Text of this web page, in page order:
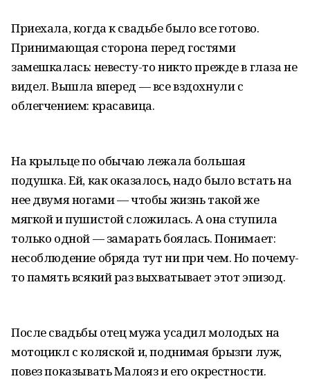
Приехала, когда к свадьбе было все готово.
Принимающая сторона перед гостями
замешкалась: невесту-то никто прежде в глаза не
видел. Вышла вперед — все вздохнули с
облегчением: красавица.
На крыльце по обычаю лежала большая
подушка. Ей, как оказалось, надо было встать на
нее двумя ногами — чтобы жизнь такой же
мягкой и пушистой сложилась. А она ступила
только одной — замарать боялась. Понимает:
несоблюдение обряда тут ни при чем. Но почему-
то память всякий раз выхватывает этот эпизод.
После свадьбы отец мужа усадил молодых на
мотоцикл с коляской и, поднимая брызги луж,
повез показывать Малояз и его окрестности.